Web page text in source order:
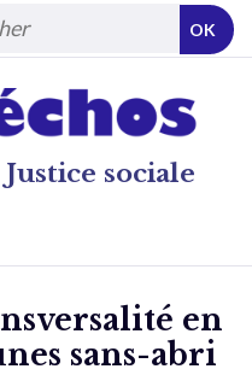
sociale
OK
en
sans-abri